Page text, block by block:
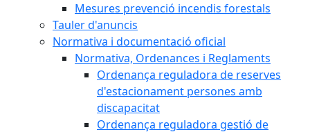
Mesures prevenció incendis forestals
Tauler d'anuncis
Normativa i documentació oficial
Normativa, Ordenances i Reglaments
Ordenança reguladora de reserves
d'estacionament persones amb
discapacitat
Ordenança reguladora gestió de